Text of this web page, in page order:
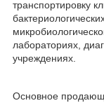
транспортировку
лабораториях,
учреждениях.
Основное